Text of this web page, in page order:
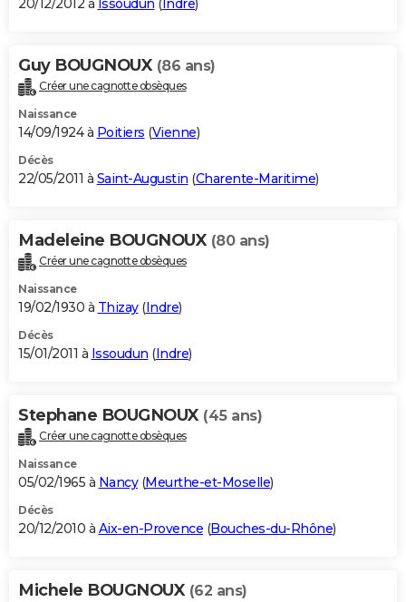
20/12/2012 à Issoudun (Indre)
Guy BOUGNOUX (86 ans)
Créer une cagnotte obsèques
Naissance
14/09/1924 à Poitiers (Vienne)
Décès
22/05/2011 à Saint-Augustin (Charente-Maritime)
Madeleine BOUGNOUX (80 ans)
Créer une cagnotte obsèques
Naissance
19/02/1930 à Thizay(Indre)
Décès
15/01/2011 à Issoudun (Indre)
Stephane BOUGNOUX (45 ans)
Créer une cagnotte obsèques
Naissance
05/02/1965 à Nancy(Meurthe-et-Moselle)
Décès
20/12/2010 à Aix-en-Provence (Bouches-du-Rhône)
Michele BOUGNOUX (62 ans)